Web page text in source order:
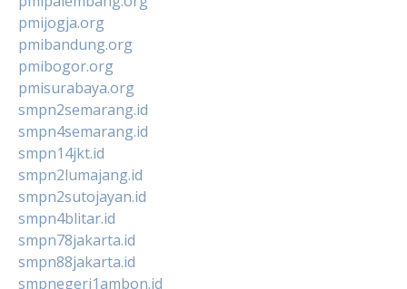
pmijogja.org
pmibandung.org
pmibogor.org
pmisurabaya.org
smpn2semarang.id
smpn4semarang.id
smpn14jkt.id
smpn2lumajang.id
smpn2sutojayan.id
smpn4blitar.id
smpn78jakarta.id
smpn88jakarta.id
smpnegeri1ambon.id